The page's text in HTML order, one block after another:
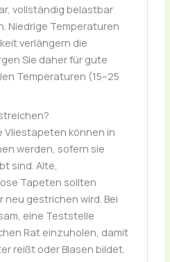
vollständig belastbar
Niedrige Temperaturen
verlängern die
Sie daher für gute
Temperaturen (15–25
können in
werden, sofern sie
sind. Alte,
Tapeten sollten
gestrichen wird. Bei
eine Teststelle
Rat einzuholen, damit
reißt oder Blasen bildet.